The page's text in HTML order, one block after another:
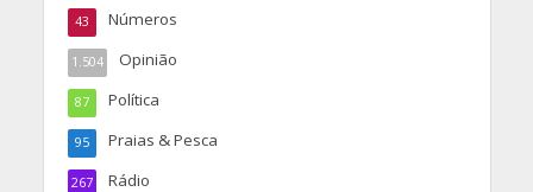
Números
43
Opinião
1.504
Política
87
Praias & Pesca
95
Rádio
267